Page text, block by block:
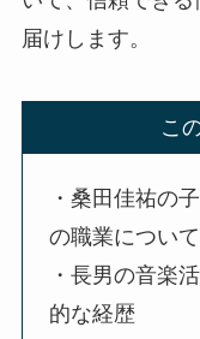
届けします。
こ
・桑田佳祐の
の職業について
・長男の音楽
的な経歴